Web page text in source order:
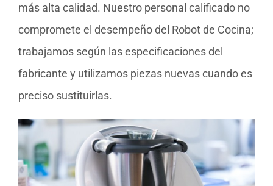
más alta calidad. Nuestro personal calificado no
compromete el desempeño del Robot de Cocina;
trabajamos según las especificaciones del
fabricante y utilizamos piezas nuevas cuando es
preciso sustituirlas.